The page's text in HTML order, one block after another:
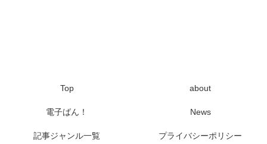
Top about
電子ばん！ News
記事ジャンル一覧 プライバシーポリシー